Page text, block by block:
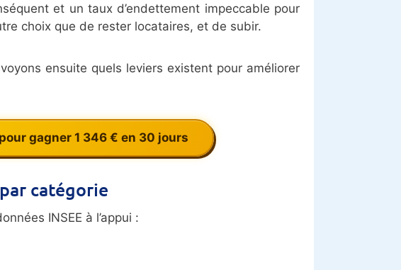
et un taux d’endettement impeccable pour
choix que de rester locataires, et de subir.
ensuite quels leviers existent pour améliorer
gagner 1 346 € en 30 jours
catégorie
INSEE à l’appui :